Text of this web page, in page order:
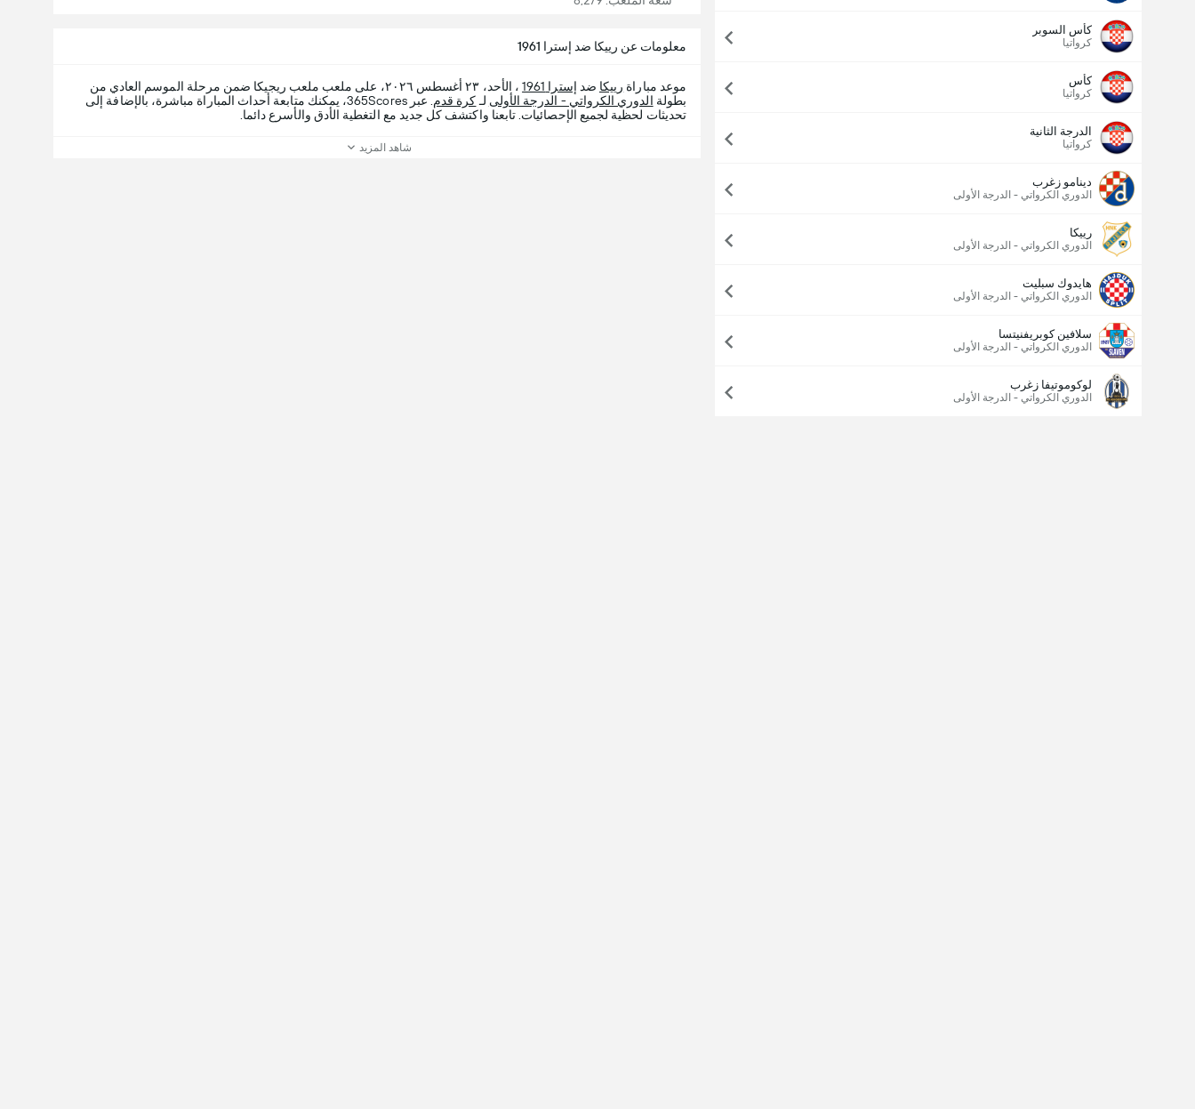
كأس السوبر
كرواتيا
كأس
كرواتيا
الدرجة الثانية
كرواتيا
دينامو زغرب
الدوري الكرواتي - الدرجة الأولى
رييكا
الدوري الكرواتي - الدرجة الأولى
هايدوك سبليت
الدوري الكرواتي - الدرجة الأولى
سلافين كوبريفنيتسا
الدوري الكرواتي - الدرجة الأولى
لوكوموتيفا زغرب
الدوري الكرواتي - الدرجة الأولى
معلومات عن رييكا ضد إسترا 1961
موعد مباراة رييكا ضد إسترا 1961
، الأحد، ٢٣ أغسطس ٢٠٢٦، على ملعب ملعب ريجيكا ضمن مرحلة الموسم العادي من
بطولة الدوري الكرواتي - الدرجة الأولى لـ كرة قدم
. عبر 365Scores، يمكنك متابعة أحداث المباراة مباشرة، بالإضافة إلى
تحديثات لحظية لجميع الإحصائيات. تابعنا واكتشف كل جديد مع التغطية الأدق والأسرع دائما.
شاهد المزيد